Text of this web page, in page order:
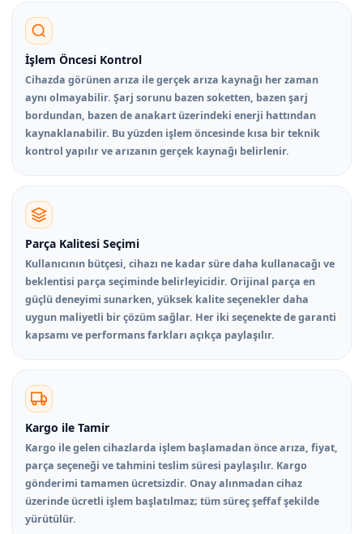
İşlem Öncesi Kontrol
Cihazda görünen arıza ile gerçek arıza kaynağı her zaman
aynı olmayabilir. Şarj sorunu bazen soketten, bazen şarj
bordundan, bazen de anakart üzerindeki enerji hattından
kaynaklanabilir. Bu yüzden işlem öncesinde kısa bir teknik
kontrol yapılır ve arızanın gerçek kaynağı belirlenir.
Parça Kalitesi Seçimi
Kullanıcının bütçesi, cihazı ne kadar süre daha kullanacağı ve
beklentisi parça seçiminde belirleyicidir. Orijinal parça en
güçlü deneyimi sunarken, yüksek kalite seçenekler daha
uygun maliyetli bir çözüm sağlar. Her iki seçenekte de garanti
kapsamı ve performans farkları açıkça paylaşılır.
Kargo ile Tamir
Kargo ile gelen cihazlarda işlem başlamadan önce arıza, fiyat,
parça seçeneği ve tahmini teslim süresi paylaşılır. Kargo
gönderimi tamamen ücretsizdir. Onay alınmadan cihaz
üzerinde ücretli işlem başlatılmaz; tüm süreç şeffaf şekilde
yürütülür.